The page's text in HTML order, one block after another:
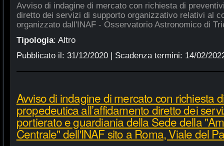
Avviso di indagine di mercato con richiesta di
diretto dei servizi di supporto organizzativo relativi al
organizzato dall'INAF - Osservatorio Astronomico di
Tipologia: Altro
Pubblicato il: 31/12/2020| Scadenza termini: 14/02/
Avviso di indagine di mercato con richiesta
propedeutica all’affidamento diretto dei
portierato e guardiania della Sede della
Centrale" dell'INAF sito a Roma, Viale del